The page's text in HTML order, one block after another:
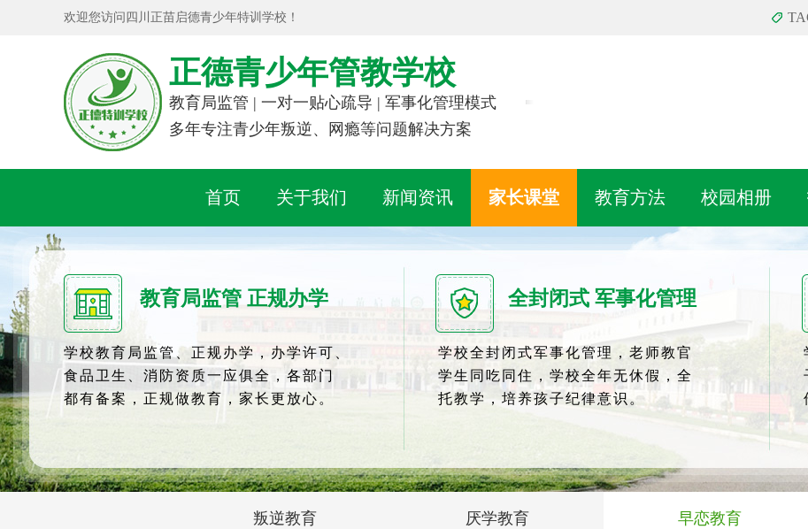
欢迎您访问四川正苗启德青少年特训学校！
正德青少年管教学校
教育局监管 | 一对一贴心疏导 | 军事化管理模式
多年专注青少年叛逆、网瘾等问题解决方案
首页 关于我们 新闻资讯 家长课堂 教育方法 校园相册
教育局监管 正规办学
学校教育局监管、正规办学，办学许可、
食品卫生、消防资质一应俱全，各部门
都有备案，正规做教育，家长更放心。
全封闭式 军事化管理
学校全封闭式军事化管理，老师教官
学生同吃同住，学校全年无休假，全
托教学，培养孩子纪律意识。
叛逆教育 厌学教育 早恋教育